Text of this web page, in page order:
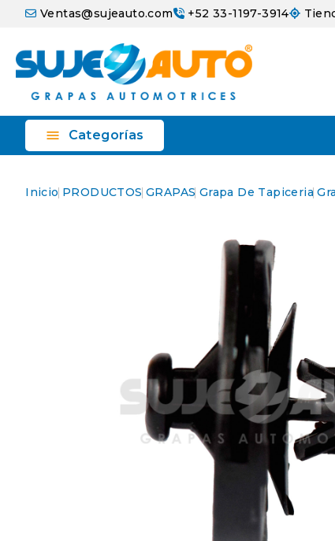
Ventas@sujeauto.com +52 33-1197-3914
 Categorías
Inicio PRODUCTOS GRAPAS Grapa De Tapiceria